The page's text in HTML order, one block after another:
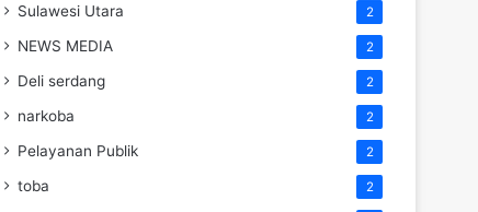
Sulawesi Utara 2
NEWS MEDIA 2
Deli serdang 2
narkoba 2
Pelayanan Publik 2
toba 2